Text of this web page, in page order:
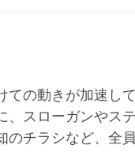
の動きが加速し
、スローガンやス
のチラシなど、全